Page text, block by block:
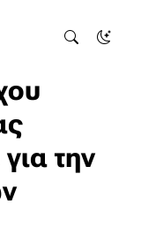
την